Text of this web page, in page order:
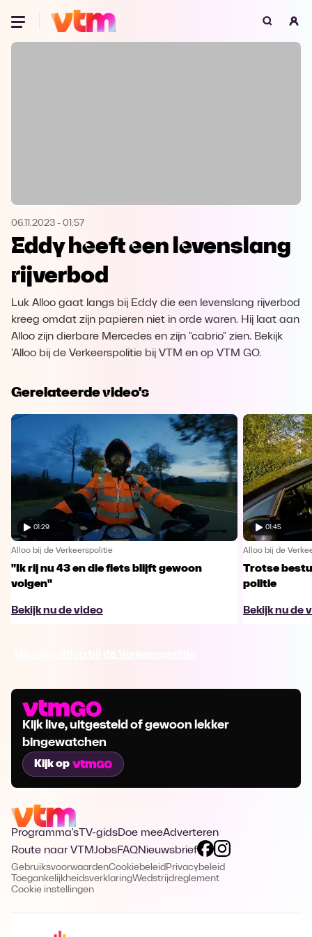
Oeps, browser niet ondersteund
Microsoft Edge Download
Opera
06.11.2023 - 01:57
Eddy heeft een levenslang
rijverbod
Luk Alloo gaat langs bij Eddy die een levenslang rijverbod
kreeg omdat zijn papieren niet in orde waren. Hij laat aan
Alloo zijn dierbare Mercedes en zijn "cabrio" zien. Bekijk
'Alloo bij de Verkeerspolitie bij VTM en op VTM GO.
Gerelateerde video's
01:29
Alloo bij de Verkeerspolitie
"Ik rij nu 43 en die fiets blijft gewoon
volgen"
Bekijk nu de video
01:45
Alloo bij de
Trotse
politie
Bekijk nu de
Kijk live, uitgesteld of gewoon lekker
bingewatchen
Kijk op
Programma's TV-gidsDoe meeAdverteren
Route naar VTMJobsFAQNieuwsbrief
GebruiksvoorwaardenCookiebeleid Privacybeleid
ToegankelijkheidsverklaringWedstrijdreglement
Cookie instellingen